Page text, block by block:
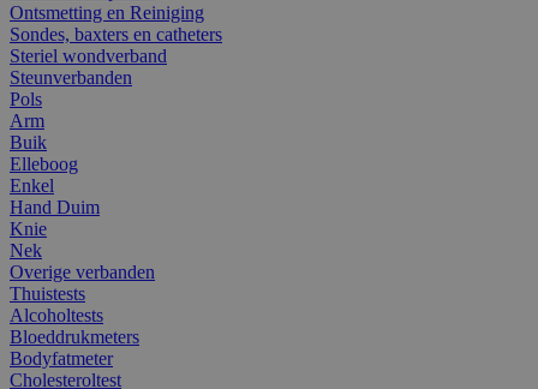
Ontsmetting en Reiniging
Sondes, baxters en catheters
Steriel wondverband
Steunverbanden
Pols
Arm
Buik
Elleboog
Enkel
Hand Duim
Knie
Nek
Overige verbanden
Thuistests
Alcoholtests
Bloeddrukmeters
Bodyfatmeter
Cholesteroltest